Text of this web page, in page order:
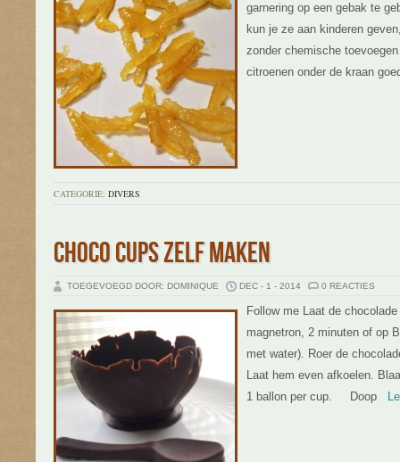
garnering op een gebak te
kun je ze aan kinderen
zonder chemische
citroenen onder de kraan
CATEGORIE: DIVERS
CHOCO CUPS ZELF MAKEN
TOEGEVOEGD DOOR: DOMINIQUE DEC - 1 - 2014 0 REACTIES
Follow me Laat de
magnetron, 2 minuten of op
met water). Roer de
Laat hem even afkoelen.
1 ballon per cup. Doop